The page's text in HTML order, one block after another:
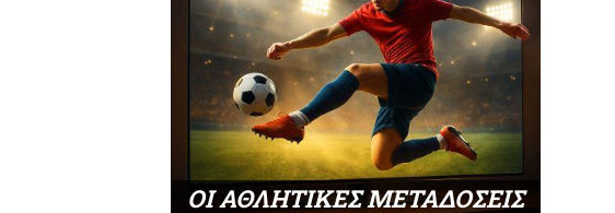
ΟΙ ΑΘΛΗΤΙΚΕΣ ΜΕΤΑΔΟΣΕΙΣ